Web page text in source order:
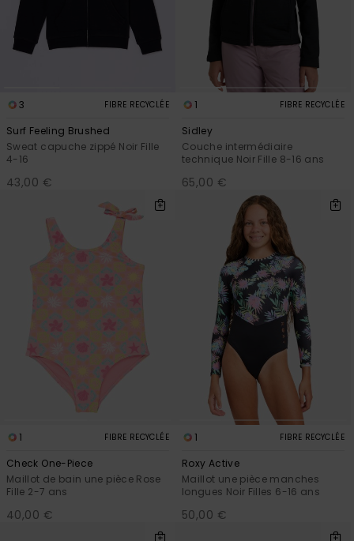
3 FIBRE RECYCLÉE
Surf Feeling Brushed
Sweat capuche zippé Noir Fille
4-16
43,00 €
1 FIBRE RECYCLÉE
Sidley
Couche intermédiaire
technique Noir Fille 8-16 ans
65,00 €
1 FIBRE RECYCLÉE
Check One-Piece
Maillot de bain une pièce Rose
Fille 2-7 ans
40,00 €
1 FIBRE RECYCLÉE
Roxy Active
Maillot une pièce manches
longues Noir Filles 6-16 ans
50,00 €